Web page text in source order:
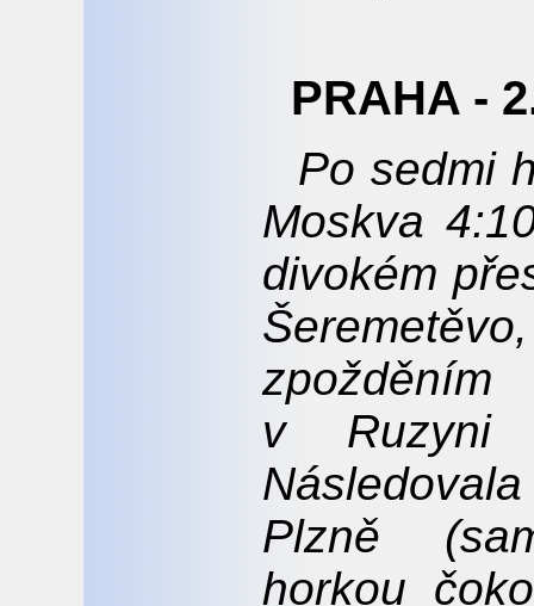
PRAHA -
Po sedmi
Moskva
divokém
v Ruzyni
Plzně
horkou